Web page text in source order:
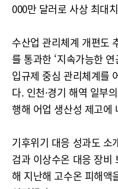
000만 달러로 사상 최대
수산업 관리체계 개편도
를 통과한 ‘지속가능한
입규제 중심 관리체계를
다. 인천·경기 해역 일부
행해 어업 생산성 제고에
기후위기 대응 성과도 소
검과 이상수온 대응 장비
해 지난해 고수온 피해액